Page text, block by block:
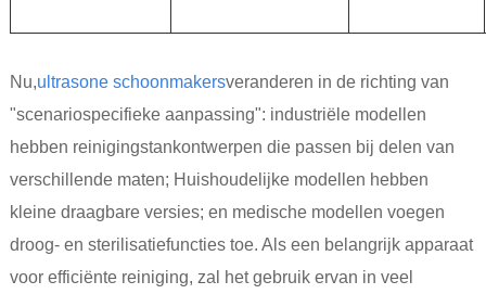
Nu,ultrasone schoonmakersveranderen in de richting van
"scenariospecifieke aanpassing": industriële modellen
hebben reinigingstankontwerpen die passen bij delen van
verschillende maten; Huishoudelijke modellen hebben
kleine draagbare versies; en medische modellen voegen
droog- en sterilisatiefuncties toe. Als een belangrijk apparaat
voor efficiënte reiniging, zal het gebruik ervan in veel